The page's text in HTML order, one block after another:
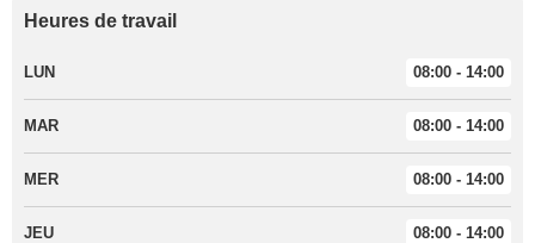
Heures de travail
LUN 08:00 - 14:00
MAR 08:00 - 14:00
MER 08:00 - 14:00
JEU 08:00 - 14:00